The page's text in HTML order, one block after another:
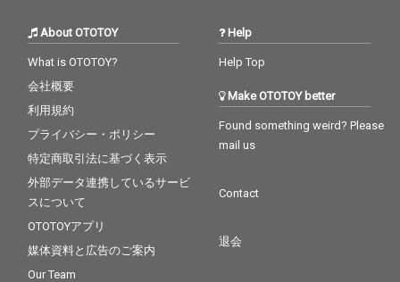
About OTOTOY
What is OTOTOY?
会社概要
利用規約
プライバシー・ポリシー
特定商取引法に基づく表示
外部データ連携しているサービ
スについて
OTOTOYアプリ
媒体資料と広告のご案内
Our Team
Help
Help Top
Make OTOTOY better
Found something weird? Please
mail us
Contact
退会